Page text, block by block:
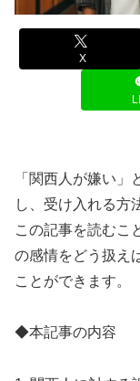
X
「関西人が嫌い
し、受け入れる方
この記事を読むこ
の感情をどう扱え
ことができます。
◆本記事の内容